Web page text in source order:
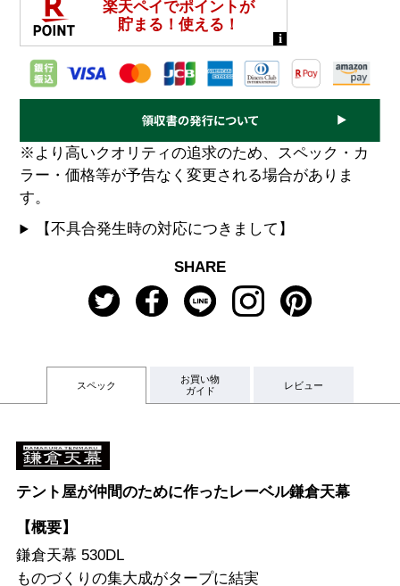
※より高いクオリティの追求のため、スペック・カ
ラー・価格等が予告なく変更される場合がありま
す。
【不具合発生時の対応につきまして】
SHARE
スペック
お買い物
ガイド
レビュー
テント屋が仲間のために作ったレーベル鎌倉天幕
【概要】
鎌倉天幕 530DL
ものづくりの集大成がタープに結実